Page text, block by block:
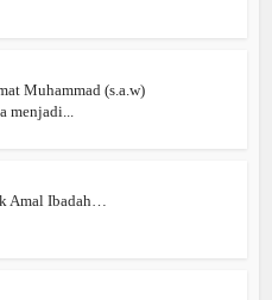
Muhammad (s.a.w)
menjadi...
Amal Ibadah…